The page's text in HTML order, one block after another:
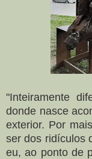
"Inteiramente
donde nasce
exterior. Por
ser dos ridículos
eu, ao ponto de